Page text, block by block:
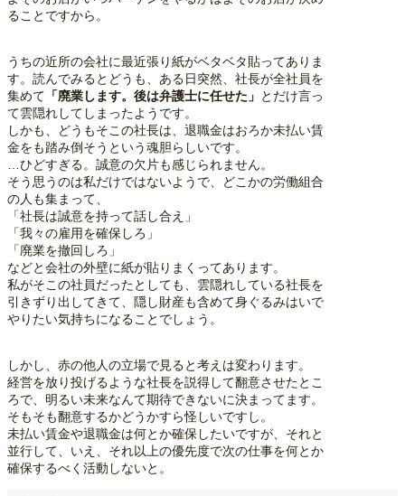
ることですから。
うちの近所の会社に最近張り紙がベタベタ貼ってありま
す。読んでみるとどうも、ある日突然、社長が全社員を
集めて 「廃業します。後は弁護士に任せた」 とだけ言っ
て雲隠れしてしまったようです。
しかも、どうもそこの社長は、退職金はおろか未払い賃
金をも踏み倒そうという魂胆らしいです。
…ひどすぎる。誠意の欠片も感じられません。
そう思うのは私だけではないようで、どこかの労働組合
の人も集まって、
「社長は誠意を持って話し合え」
「我々の雇用を確保しろ」
「廃業を撤回しろ」
などと会社の外壁に紙が貼りまくってあります。
私がそこの社員だったとしても、雲隠れしている社長を
引きずり出してきて、隠し財産も含めて身ぐるみはいで
やりたい気持ちになることでしょう。
しかし、赤の他人の立場で見ると考えは変わります。
経営を放り投げるような社長を説得して翻意させたとこ
ろで、明るい未来なんて期待できないに決まってます。
そもそも翻意するかどうかすら怪しいですし。
未払い賃金や退職金は何とか確保したいですが、それと
並行して、いえ、それ以上の優先度で次の仕事を何とか
確保するべく活動しないと。